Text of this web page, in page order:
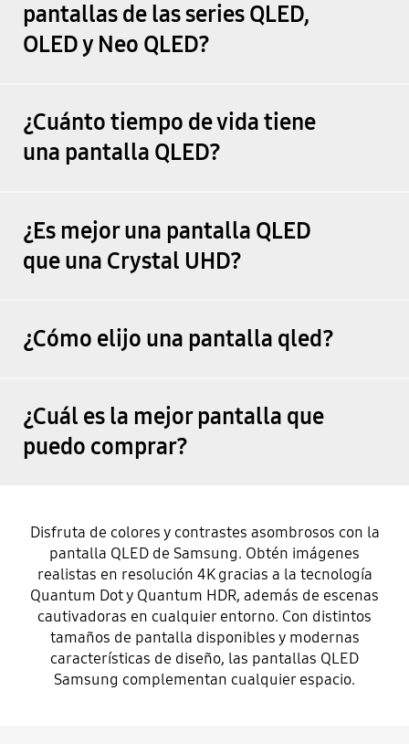
pantallas de las series QLED,
OLED y Neo QLED?
¿Cuánto tiempo de vida tiene
una pantalla QLED?
¿Es mejor una pantalla QLED
que una Crystal UHD?
¿Cómo elijo una pantalla qled?
¿Cuál es la mejor pantalla que
puedo comprar?
Disfruta de colores y contrastes asombrosos con la
pantalla QLED de Samsung. Obtén imágenes
realistas en resolución 4K gracias a la tecnología
Quantum Dot y Quantum HDR, además de escenas
cautivadoras en cualquier entorno. Con distintos
tamaños de pantalla disponibles y modernas
características de diseño, las pantallas QLED
Samsung complementan cualquier espacio.